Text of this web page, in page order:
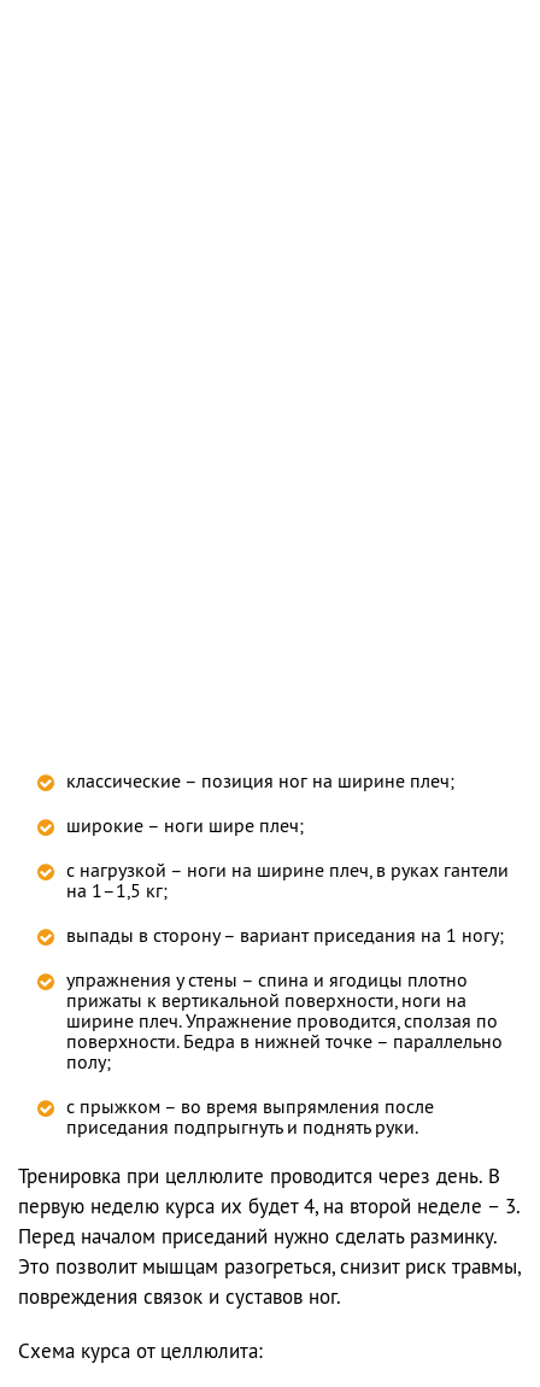
классические – позиция ног на ширине плеч;
широкие – ноги шире плеч;
с нагрузкой – ноги на ширине плеч, в руках гантели
на 1–1,5 кг;
выпады в сторону – вариант приседания на 1 ногу;
упражнения у стены – спина и ягодицы плотно
прижаты к вертикальной поверхности, ноги на
ширине плеч. Упражнение проводится, сползая по
поверхности. Бедра в нижней точке – параллельно
полу;
с прыжком – во время выпрямления после
приседания подпрыгнуть и поднять руки.
Тренировка при целлюлите проводится через день. В
первую неделю курса их будет 4, на второй неделе – 3.
Перед началом приседаний нужно сделать разминку.
Это позволит мышцам разогреться, снизит риск травмы,
повреждения связок и суставов ног.
Схема курса от целлюлита: